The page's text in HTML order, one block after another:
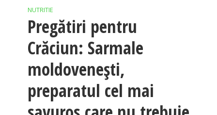
NUTRITIE
Pregătiri pentru
Crăciun: Sarmale
moldovenești,
preparatul cel mai